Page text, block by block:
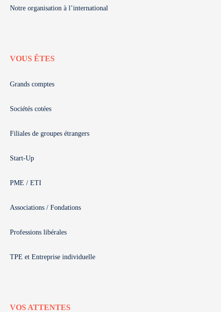
Notre organisation à l’international
VOUS ÊTES
Grands comptes
Sociétés cotées
Filiales de groupes étrangers
Start-Up
PME / ETI
Associations / Fondations
Professions libérales
TPE et Entreprise individuelle
VOS ATTENTES